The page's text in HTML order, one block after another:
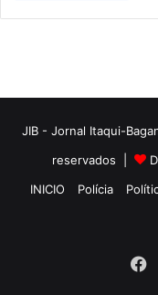
JIB - Jornal Itaqui-
reservados |
INICIO
Polícia